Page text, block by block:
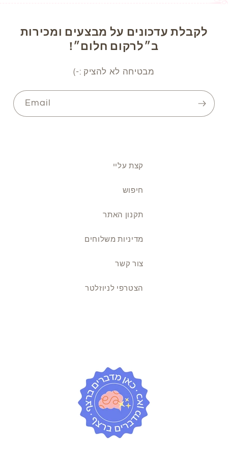
לקבלת עדכונים על מבצעים ומכירות
ב״לרקום חלום״!
מבטיחה לא להציק :-)
Email
קצת עליי
חיפוש
תקנון האתר
מדיניות משלוחים
צור קשר
הצטרפי לניוזלטר